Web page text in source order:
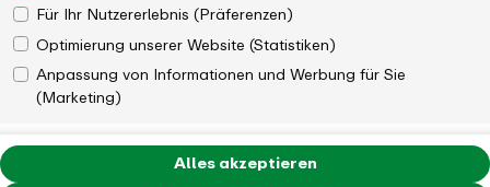
Für Ihr Nutzererlebnis (Präferenzen)
Optimierung unserer Website (Statistiken)
Anpassung von Informationen und Werbung für Sie
(Marketing)
Alles akzeptieren